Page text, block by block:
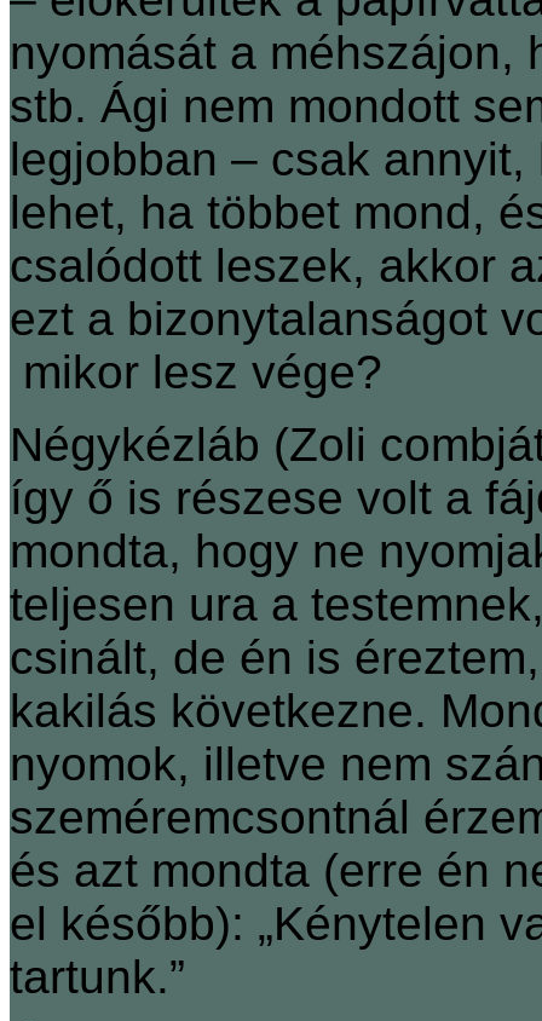
nyomását a méhszájon,
stb. Ági nem mondott
legjobban – csak
lehet, ha többet mond,
csalódott leszek, akkor
ezt a bizonytalanságot
mikor lesz vége?
Négykézláb (Zoli
így ő is részese volt a
mondta, hogy ne
teljesen ura a
csinált, de én is
kakilás következne.
nyomok, illetve nem
szeméremcsontnál
és azt mondta (erre én
el később): „Kénytelen
tartunk.”